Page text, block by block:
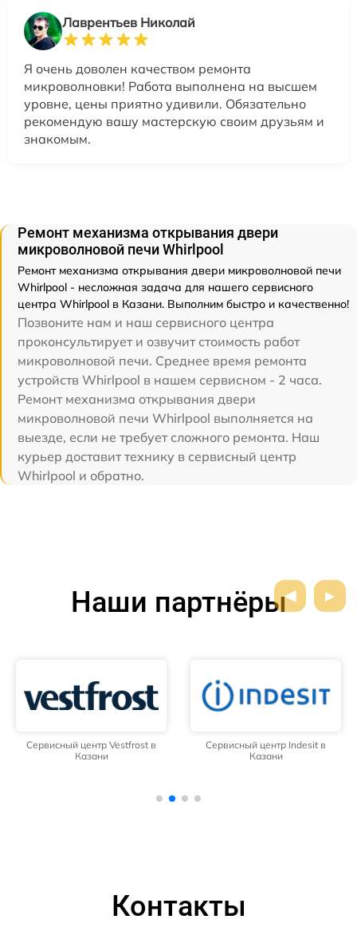
Лаврентьев Николай
Я очень доволен качеством ремонта
микроволновки! Работа выполнена на высшем
уровне, цены приятно удивили. Обязательно
рекомендую вашу мастерскую своим друзьям и
знакомым.
Ремонт механизма открывания двери
микроволновой печи Whirlpool
Ремонт механизма открывания двери микроволновой печи
Whirlpool - несложная задача для нашего сервисного
центра Whirlpool в Казани. Выполним быстро и качественно!
Позвоните нам и наш сервисного центра
проконсультирует и озвучит стоимость работ
микроволновой печи. Среднее время ремонта
устройств Whirlpool в нашем сервисном - 2 часа.
Ремонт механизма открывания двери
микроволновой печи Whirlpool выполняется на
выезде, если не требует сложного ремонта. Наш
курьер доставит технику в сервисный центр
Whirlpool и обратно.
Наши партнёры
Сервисный центр Vestfrost в
Казани
Сервисный центр Indesit в
Казани
Контакты